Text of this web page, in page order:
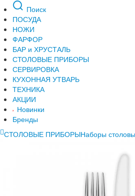
Поиск
ПОСУДА
НОЖИ
ФАРФОР
БАР и ХРУСТАЛЬ
СТОЛОВЫЕ ПРИБОРЫ
СЕРВИРОВКА
КУХОННАЯ УТВАРЬ
ТЕХНИКА
АКЦИИ
Новинки
Бренды
СТОЛОВЫЕ ПРИБОРЫНаборы